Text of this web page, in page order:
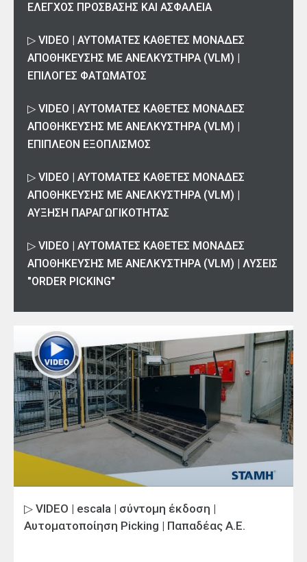
ΕΛΕΓΧΟΣ ΠΡΟΣΒΑΣΗΣ ΚΑΙ ΑΣΦΑΛΕΙΑ
▷ VIDEO | ΑΥΤΟΜΑΤΕΣ ΚΑΘΕΤΕΣ ΜΟΝΑΔΕΣ
ΑΠΟΘΗΚΕΥΣΗΣ ΜΕ ΑΝΕΛΚΥΣΤΗΡΑ (VLM) |
ΕΠΙΛΟΓΕΣ ΦΑΤΩΜΑΤΟΣ
▷ VIDEO | ΑΥΤΟΜΑΤΕΣ ΚΑΘΕΤΕΣ ΜΟΝΑΔΕΣ
ΑΠΟΘΗΚΕΥΣΗΣ ΜΕ ΑΝΕΛΚΥΣΤΗΡΑ (VLM) |
ΕΠΙΠΛΕΟΝ ΕΞΟΠΛΙΣΜΟΣ
▷ VIDEO | ΑΥΤΟΜΑΤΕΣ ΚΑΘΕΤΕΣ ΜΟΝΑΔΕΣ
ΑΠΟΘΗΚΕΥΣΗΣ ΜΕ ΑΝΕΛΚΥΣΤΗΡΑ (VLM) |
ΑΥΞΗΣΗ ΠΑΡΑΓΩΓΙΚΟΤΗΤΑΣ
▷ VIDEO | ΑΥΤΟΜΑΤΕΣ ΚΑΘΕΤΕΣ ΜΟΝΑΔΕΣ
ΑΠΟΘΗΚΕΥΣΗΣ ΜΕ ΑΝΕΛΚΥΣΤΗΡΑ (VLM) | ΛΥΣΕΙΣ
"ORDER PICKING"
▷ VIDEO | escala | σύντομη έκδοση |
Αυτοματοποίηση Picking | Παπαδέας Α.Ε.